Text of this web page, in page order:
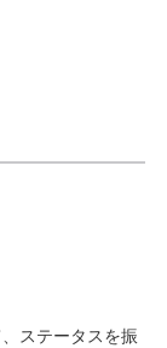
ステータスを振